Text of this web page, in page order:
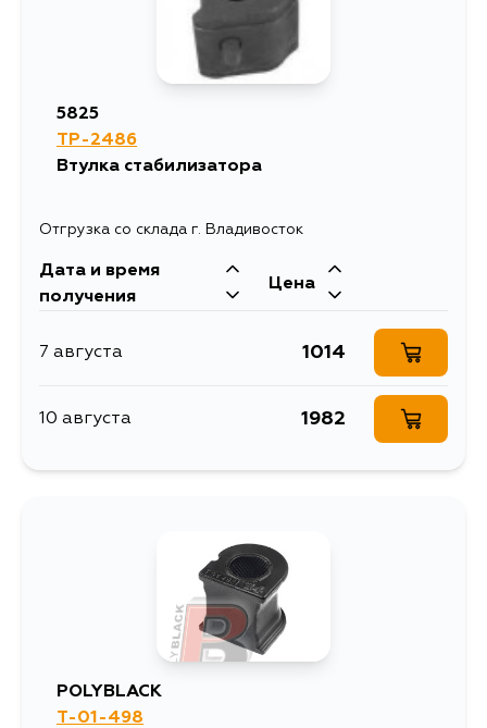
692
13 августа
5825
TP-2486
Втулка стабилизатора
Отгрузка со склада г. Владивосток
Дата и время
получения
Цена
7 августа 1014
10 августа 1982
POLYBLACK
T-01-498